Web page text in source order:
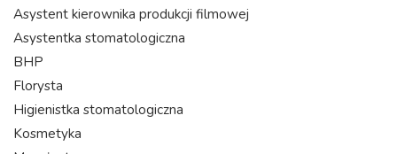
Asystent kierownika produkcji filmowej
Asystentka stomatologiczna
BHP
Florysta
Higienistka stomatologiczna
Kosmetyka